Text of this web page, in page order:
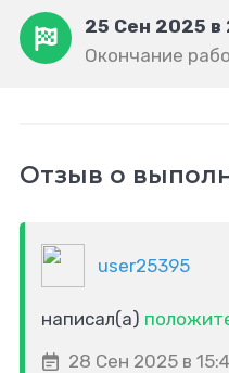
25 Сен 2025 в
Окончание
Отзыв о
user25395
написал(а)
28 Сен 2025 в